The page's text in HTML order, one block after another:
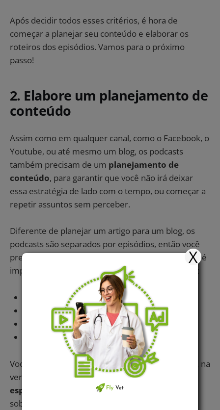
Após decidir todos esses critérios, é hora de
começar a planejar seu conteúdo e elaborar os
roteiros dos episódios. Vamos para o próximo
passo!
2. Elabore um planejamento de
conteúdo
Assim como em qualquer canal, como o Facebook, o
Youtube, ou até mesmo um blog, os podcasts
também precisam de um planejamento de
conteúdo, para garantir que você não irá deixar
essa estratégia de lado com o tempo, ou começar a
repetir assuntos sem perceber.
Diferente de planejar um artigo para um blog, os
podcasts são separados por episódios, então você
precisa
para cada um. Nele, é
importante que você planeje os seguintes pontos:
Nome do episódio
Apresentação dos integrantes
Apresentação do tema do episódio
Encerramento
Você não precisa escrever toda a fala do episódio, na
verdade, um dos diferenciais dos podcasts é a
espontaneidade
, a forma natural de conversar
sobre um assunto.
X